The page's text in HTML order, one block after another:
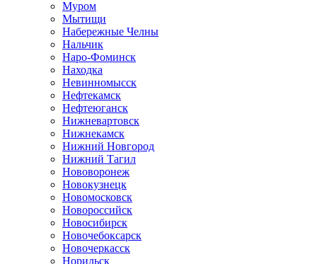
Муром
Мытищи
Набережные Челны
Нальчик
Наро-Фоминск
Находка
Невинномысск
Нефтекамск
Нефтеюганск
Нижневартовск
Нижнекамск
Нижний Новгород
Нижний Тагил
Нововоронеж
Новокузнецк
Новомосковск
Новороссийск
Новосибирск
Новочебоксарск
Новочеркасск
Норильск